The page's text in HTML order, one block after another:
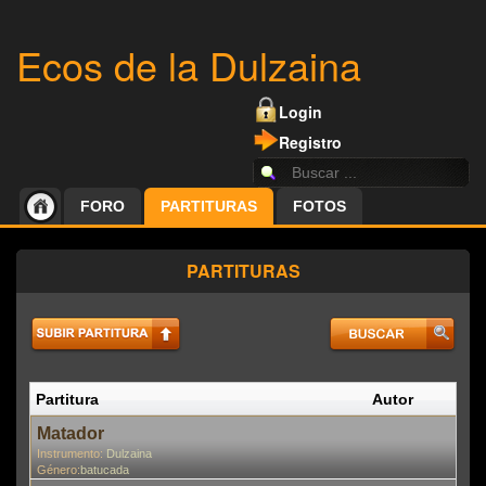
Ecos de la Dulzaina
Login
Registro
FORO PARTITURAS FOTOS
PARTITURAS
Partitura Autor
Matador
Instrumento: Dulzaina
Género:batucada